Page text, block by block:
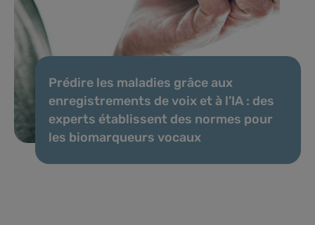
Prédire les maladies grâce aux
enregistrements de voix et à l’IA : des
experts établissent des normes pour
les biomarqueurs vocaux